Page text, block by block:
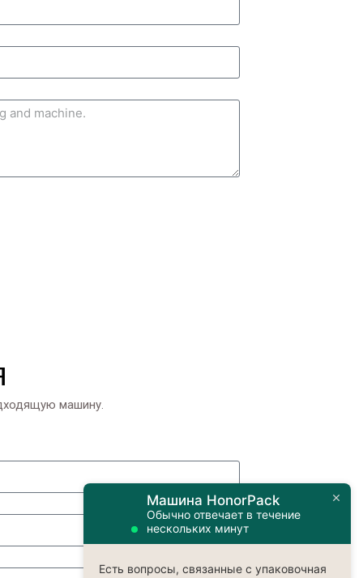
Машина HonorPack
Обычно отвечает в течение
нескольких минут
Есть вопросы, связанные с упаковочная
машину.